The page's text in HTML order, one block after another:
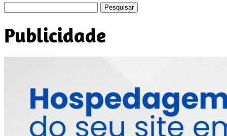
Pesquisar
por:
Publicidade